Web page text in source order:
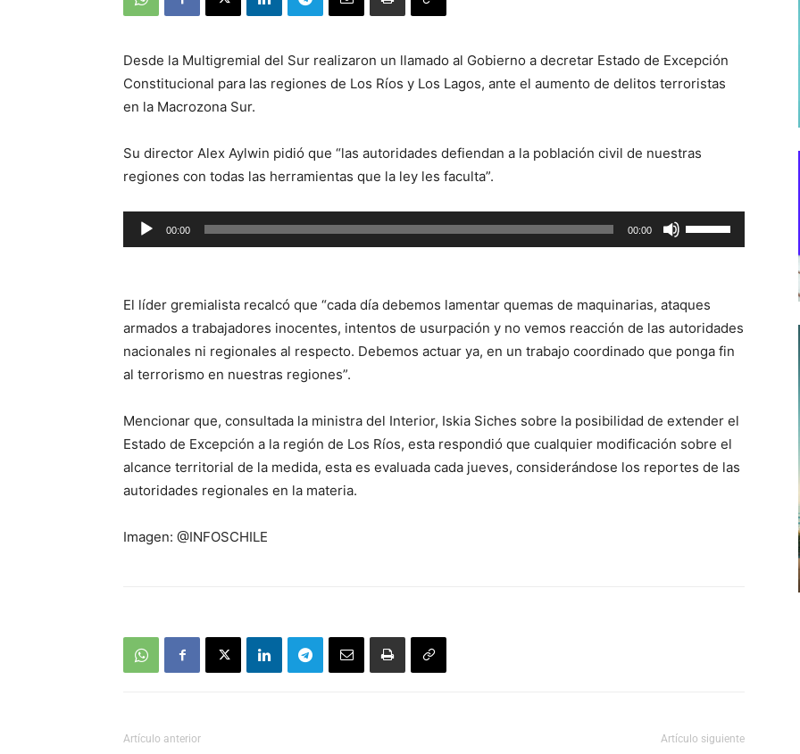
Desde la Multigremial del Sur realizaron un llamado al Gobierno a decretar Estado de Excepción
Constitucional para las regiones de Los Ríos y Los Lagos, ante el aumento de delitos terroristas
en la Macrozona Sur.
Su director Alex Aylwin pidió que “las autoridades defiendan a la población civil de nuestras
regiones con todas las herramientas que la ley les faculta”.
Reproductor
de
00:00 00:00
las
flecha
arriba/abajo
para
disminuir
el
volumen.
El líder gremialista recalcó que “cada día debemos lamentar quemas de maquinarias, ataques
armados a trabajadores inocentes, intentos de usurpación y no vemos reacción de las autoridades
nacionales ni regionales al respecto. Debemos actuar ya, en un trabajo coordinado que ponga fin
al terrorismo en nuestras regiones”.
Mencionar que, consultada la ministra del Interior, Iskia Siches sobre la posibilidad de extender el
Estado de Excepción a la región de Los Ríos, esta respondió que cualquier modificación sobre el
alcance territorial de la medida, esta es evaluada cada jueves, considerándose los reportes de las
autoridades regionales en la materia.
Imagen: @INFOSCHILE
Artículo anterior Artículo siguiente